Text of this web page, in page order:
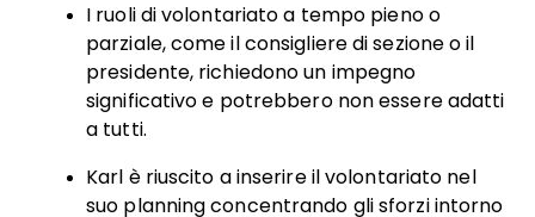
I ruoli di volontariato a tempo pieno o
parziale, come il consigliere di sezione o il
presidente, richiedono un impegno
significativo e potrebbero non essere adatti
a tutti.
Karl è riuscito a inserire il volontariato nel
suo planning concentrando gli sforzi intorno